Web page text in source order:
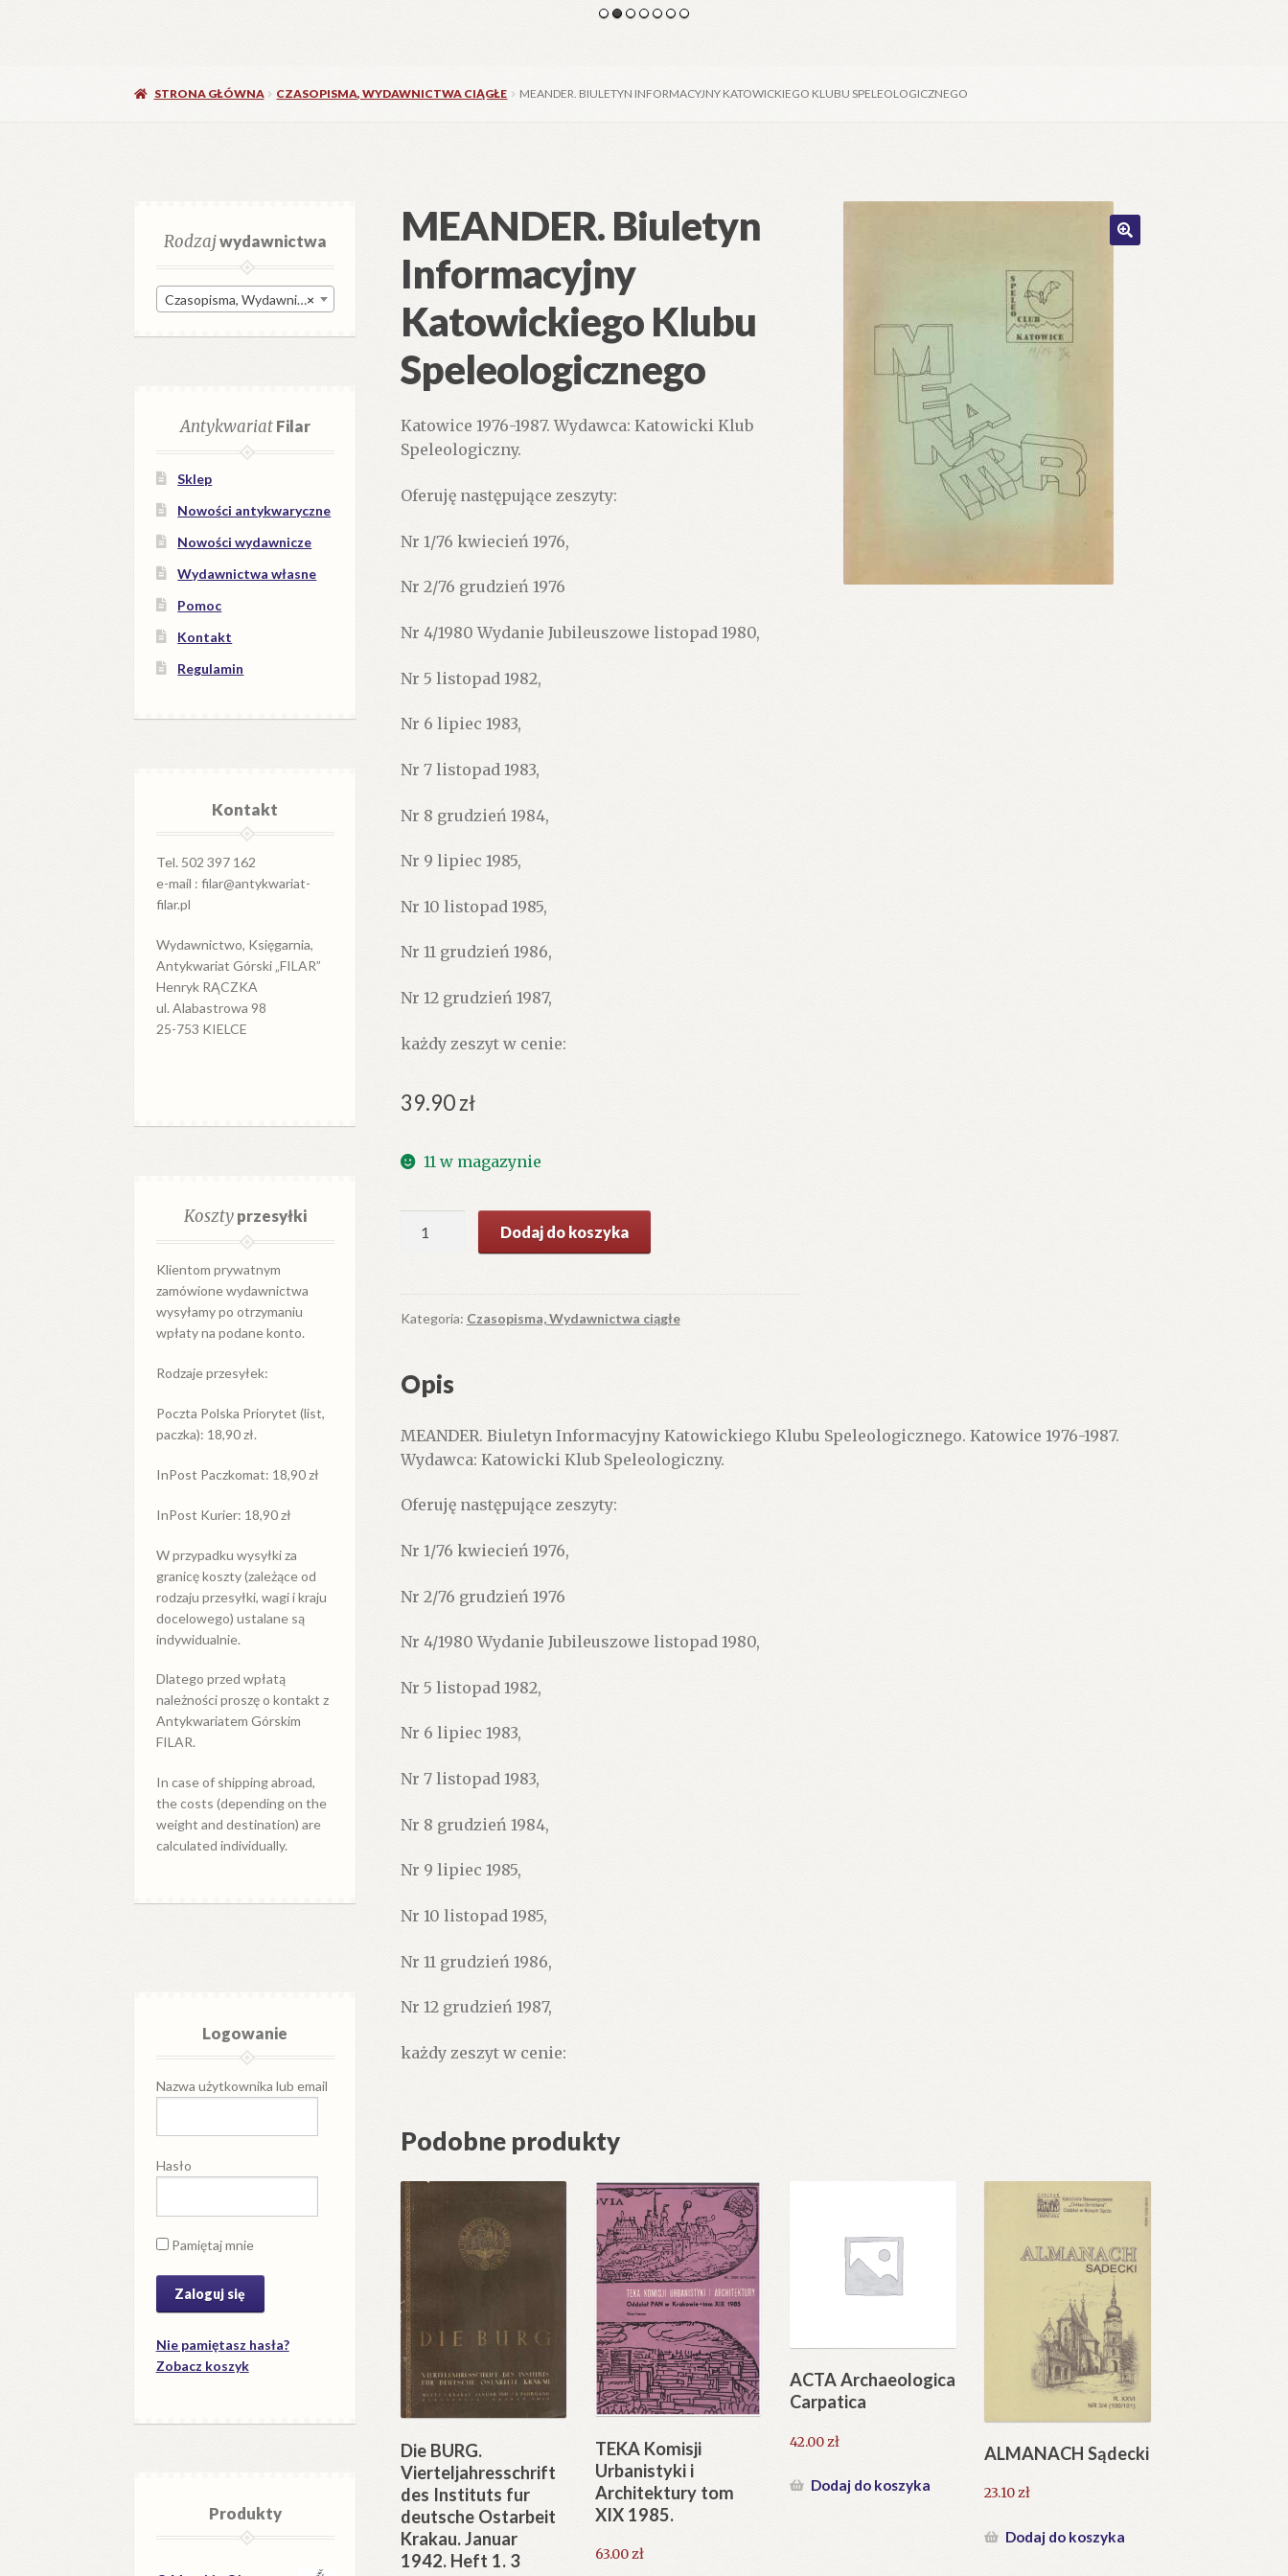
STRONA GŁÓWNA CZASOPISMA, WYDAWNICTWA CIĄGŁE MEANDER. BIULETYN INFORMACYJNY KATOWICKIEGO KLUBU SPELEOLOGICZNEGO
MEANDER. Biuletyn
Informacyjny
Katowickiego Klubu
Speleologicznego
Katowice 1976-1987. Wydawca: Katowicki Klub
Speleologiczny.
Oferuję następujące zeszyty:
Nr 1/76 kwiecień 1976,
Nr 2/76 grudzień 1976
Nr 4/1980 Wydanie Jubileuszowe listopad 1980,
Nr 5 listopad 1982,
Nr 6 lipiec 1983,
Nr 7 listopad 1983,
Nr 8 grudzień 1984,
Nr 9 lipiec 1985,
Nr 10 listopad 1985,
Nr 11 grudzień 1986,
Nr 12 grudzień 1987,
każdy zeszyt w cenie:
39.90zł
11 w magazynie
Informacyjny
Katowickiego
Dodaj do koszyka
Kategoria: Czasopisma, Wydawnictwa ciągłe
Opis
MEANDER. Biuletyn Informacyjny Katowickiego Klubu Speleologicznego. Katowice 1976-1987.
Wydawca: Katowicki Klub Speleologiczny.
Oferuję następujące zeszyty:
Nr 1/76 kwiecień 1976,
Nr 2/76 grudzień 1976
Nr 4/1980 Wydanie Jubileuszowe listopad 1980,
Nr 5 listopad 1982,
Nr 6 lipiec 1983,
Nr 7 listopad 1983,
Nr 8 grudzień 1984,
Nr 9 lipiec 1985,
Nr 10 listopad 1985,
Nr 11 grudzień 1986,
Nr 12 grudzień 1987,
każdy zeszyt w cenie:
Podobne produkty
Die BURG.
Vierteljahresschrift
des Instituts fur
deutsche Ostarbeit
Krakau. Januar
1942. Heft 1. 3
TEKA Komisji
Urbanistyki i
Architektury tom
XIX 1985.
63.00zł
ACTA Archaeologica
Carpatica
42.00 zł
Dodaj do koszyka
ALMANACH Sądecki
23.10zł
Dodaj do koszyka
Rodzajwydawnictwa
×
Czasopisma, Wydawnictwa ciągłe (1 245)
AntykwariatFilar
Sklep
Nowości antykwaryczne
Nowości wydawnicze
Wydawnictwa własne
Pomoc
Kontakt
Regulamin
Kontakt
Tel. 502 397 162
e-mail : filar@antykwariat-
filar.pl
Wydawnictwo, Księgarnia,
Antykwariat Górski „FILAR”
Henryk RĄCZKA
ul. Alabastrowa 98
25-753 KIELCE
Kosztyprzesyłki
Klientom prywatnym
zamówione wydawnictwa
wysyłamy po otrzymaniu
wpłaty na podane konto.
Rodzaje przesyłek:
Poczta Polska Priorytet (list,
paczka): 18,90 zł.
InPost Paczkomat: 18,90 zł
InPost Kurier: 18,90 zł
W przypadku wysyłkiza
granicękoszty (zależące od
rodzaju przesyłki, wagi i kraju
docelowego) ustalane są
indywidualnie.
Dlatego przed wpłatą
należności proszę o kontakt z
Antykwariatem Górskim
FILAR.
In case of shipping abroad,
the costs (depending on the
weight and destination) are
calculated individually.
Logowanie
Nazwa użytkownika lub email
Hasło
Pamiętaj mnie
Nie pamiętasz hasła?
Zobacz koszyk
Produkty